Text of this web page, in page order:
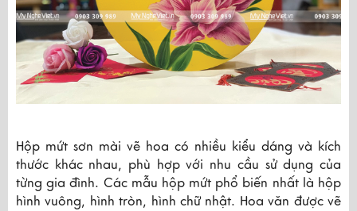
Hộp mứt sơn mài vẽ hoa có nhiều kiểu dáng và kích
thước khác nhau, phù hợp với nhu cầu sử dụng của
từng gia đình. Các mẫu hộp mứt phổ biến nhất là hộp
hình vuông, hình tròn, hình chữ nhật. Hoa văn được vẽ